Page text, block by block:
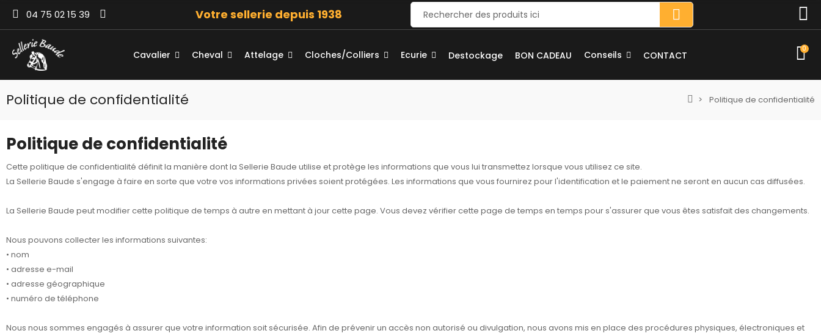
04 75 02 15 39 Votre sellerie depuis 1938
Cavalier Cheval Attelage Cloches/Colliers Ecurie Destockage BON CADEAU Conseils CONTACT
0
Politique de confidentialité Politique de confidentialité
Politique de confidentialité
Cette politique de confidentialité définit la manière dont la Sellerie Baude utilise et protège les informations que vous lui transmettez lorsque vous utilisez ce site.
La Sellerie Baude s'engage à faire en sorte que votre vos informations privées soient protégées. Les informations que vous fournirez pour l'identification et le paiement ne seront en aucun cas diffusées.
La Sellerie Baude peut modifier cette politique de temps à autre en mettant à jour cette page. Vous devez vérifier cette page de temps en temps pour s'assurer que vous êtes satisfait des changements.
Nous pouvons collecter les informations suivantes:
• nom
• adresse e-mail
• adresse géographique
• numéro de téléphone
Nous nous sommes engagés à assurer que votre information soit sécurisée. Afin de prévenir un accès non autorisé ou divulgation, nous avons mis en place des procédures physiques, électroniques et